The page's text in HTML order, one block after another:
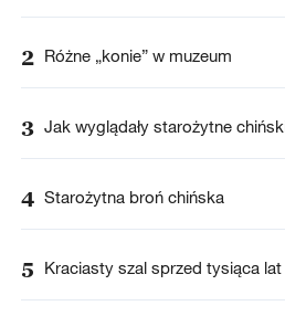
2 Różne „konie” w muzeum
3 Jak wyglądały starożytne
4 Starożytna broń chińska
5 Kraciasty szal sprzed tysiąca lat